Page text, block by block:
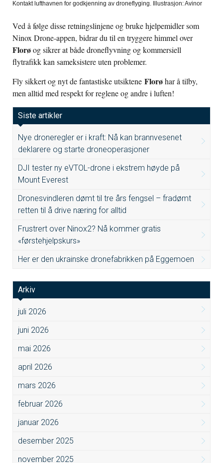
Kontakt lufthavnen for godkjenning av droneflyging. Illustrasjon: Avinor
Ved å følge disse retningslinjene og bruke hjelpemidler som
Ninox Drone-appen, bidrar du til en tryggere himmel over
Florøog sikrer at både droneflyvning og kommersiell
flytrafikk kan sameksistere uten problemer.
Fly sikkert og nyt de fantastiske utsiktene Florøhar å tilby,
men alltid med respekt for reglene og andre i luften!
Siste artikler
Nye droneregler er i kraft: Nå kan brannvesenet
deklarere og starte droneoperasjoner
DJI tester ny eVTOL-drone i ekstrem høyde på
Mount Everest
Dronesvindleren dømt til tre års fengsel – fradømt
retten til å drive næring for alltid
Frustrert over Ninox2? Nå kommer gratis
«førstehjelpskurs»
Her er den ukrainske dronefabrikken på Eggemoen
Arkiv
juli 2026
juni 2026
mai 2026
april 2026
mars 2026
februar 2026
januar 2026
desember 2025
november 2025